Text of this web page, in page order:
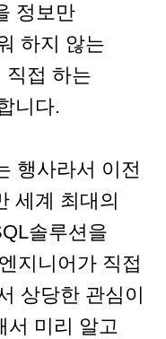
정보만
하지 않는
직접 하는
니다.
행사라서 이전
세계 최대의
솔루션을
지니어가 직접
상당한 관심이
서 미리 알고